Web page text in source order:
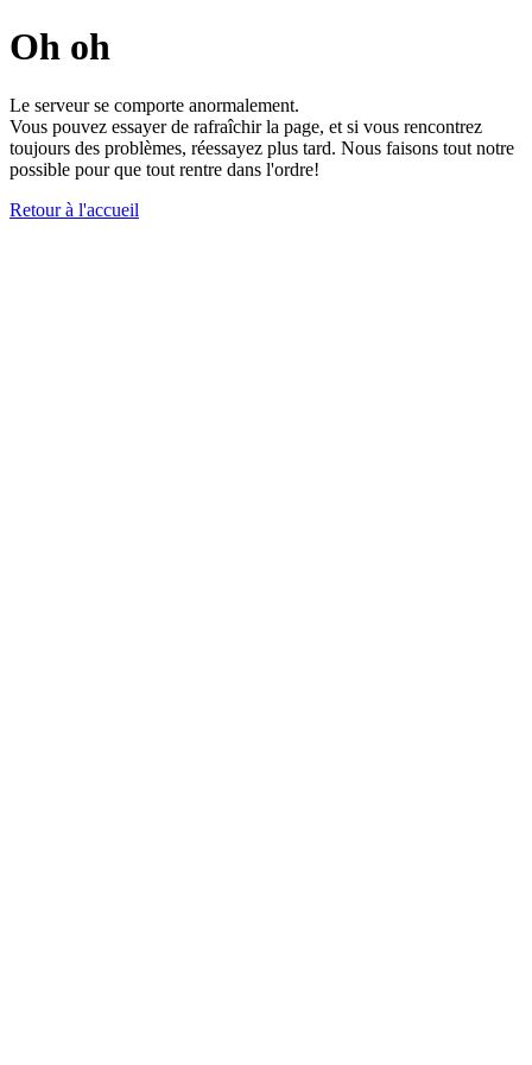
Oh oh
Le serveur se comporte anormalement.
Vous pouvez essayer de rafraîchir la page, et si vous rencontrez
toujours des problèmes, réessayez plus tard. Nous faisons tout notre
possible pour que tout rentre dans l'ordre!
Retour à l'accueil